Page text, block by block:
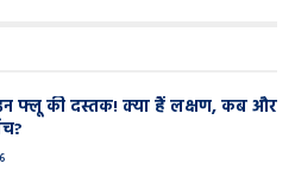
फ्लू की दस्तक! क्या हैं लक्षण, कब और